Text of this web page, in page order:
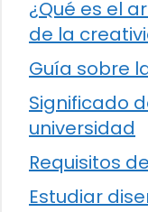
¿Qué es el
de la
Guía sobre
Significado
universidad
Requisitos
Estudiar